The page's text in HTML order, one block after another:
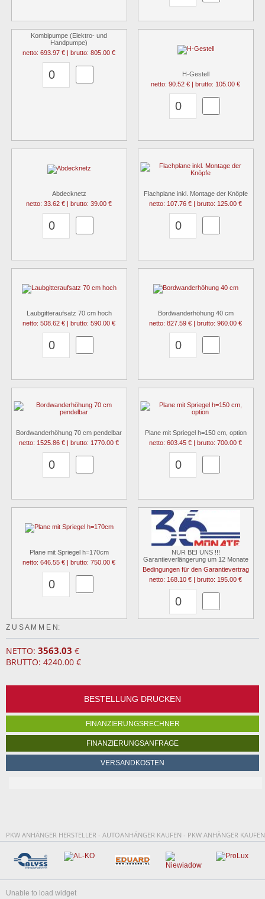
Kombipumpe (Elektro- und
Handpumpe)
netto: 693.97 € | brutto: 805.00 €
H-Gestell
netto: 90.52 € | brutto: 105.00 €
Abdecknetz
netto: 33.62 € | brutto: 39.00 €
Flachplane inkl. Montage der Knöpfe
netto: 107.76 € | brutto: 125.00 €
Laubgitteraufsatz 70 cm hoch
netto: 508.62 € | brutto: 590.00 €
Bordwanderhöhung 40 cm
netto: 827.59 € | brutto: 960.00 €
Bordwanderhöhung 70 cm pendelbar
netto: 1525.86 € | brutto: 1770.00 €
Plane mit Spriegel h=150 cm, option
netto: 603.45 € | brutto: 700.00 €
Plane mit Spriegel h=170cm
netto: 646.55 € | brutto: 750.00 €
NUR BEI UNS !!!
Garantieverlängerung um 12 Monate
Bedingungen für den Garantievertrag
netto: 168.10 € | brutto: 195.00 €
Z U S A M M E N:
NETTO: 3563.03 €
BRUTTO: 4240.00 €
BESTELLUNG DRUCKEN
FINANZIERUNGSRECHNER
FINANZIERUNGSANFRAGE
VERSANDKOSTEN
PKW ANHÄNGER HERSTELLER - AUTOANHÄNGER KAUFEN - PKW ANHÄNGER KAUFEN
Unable to load widget